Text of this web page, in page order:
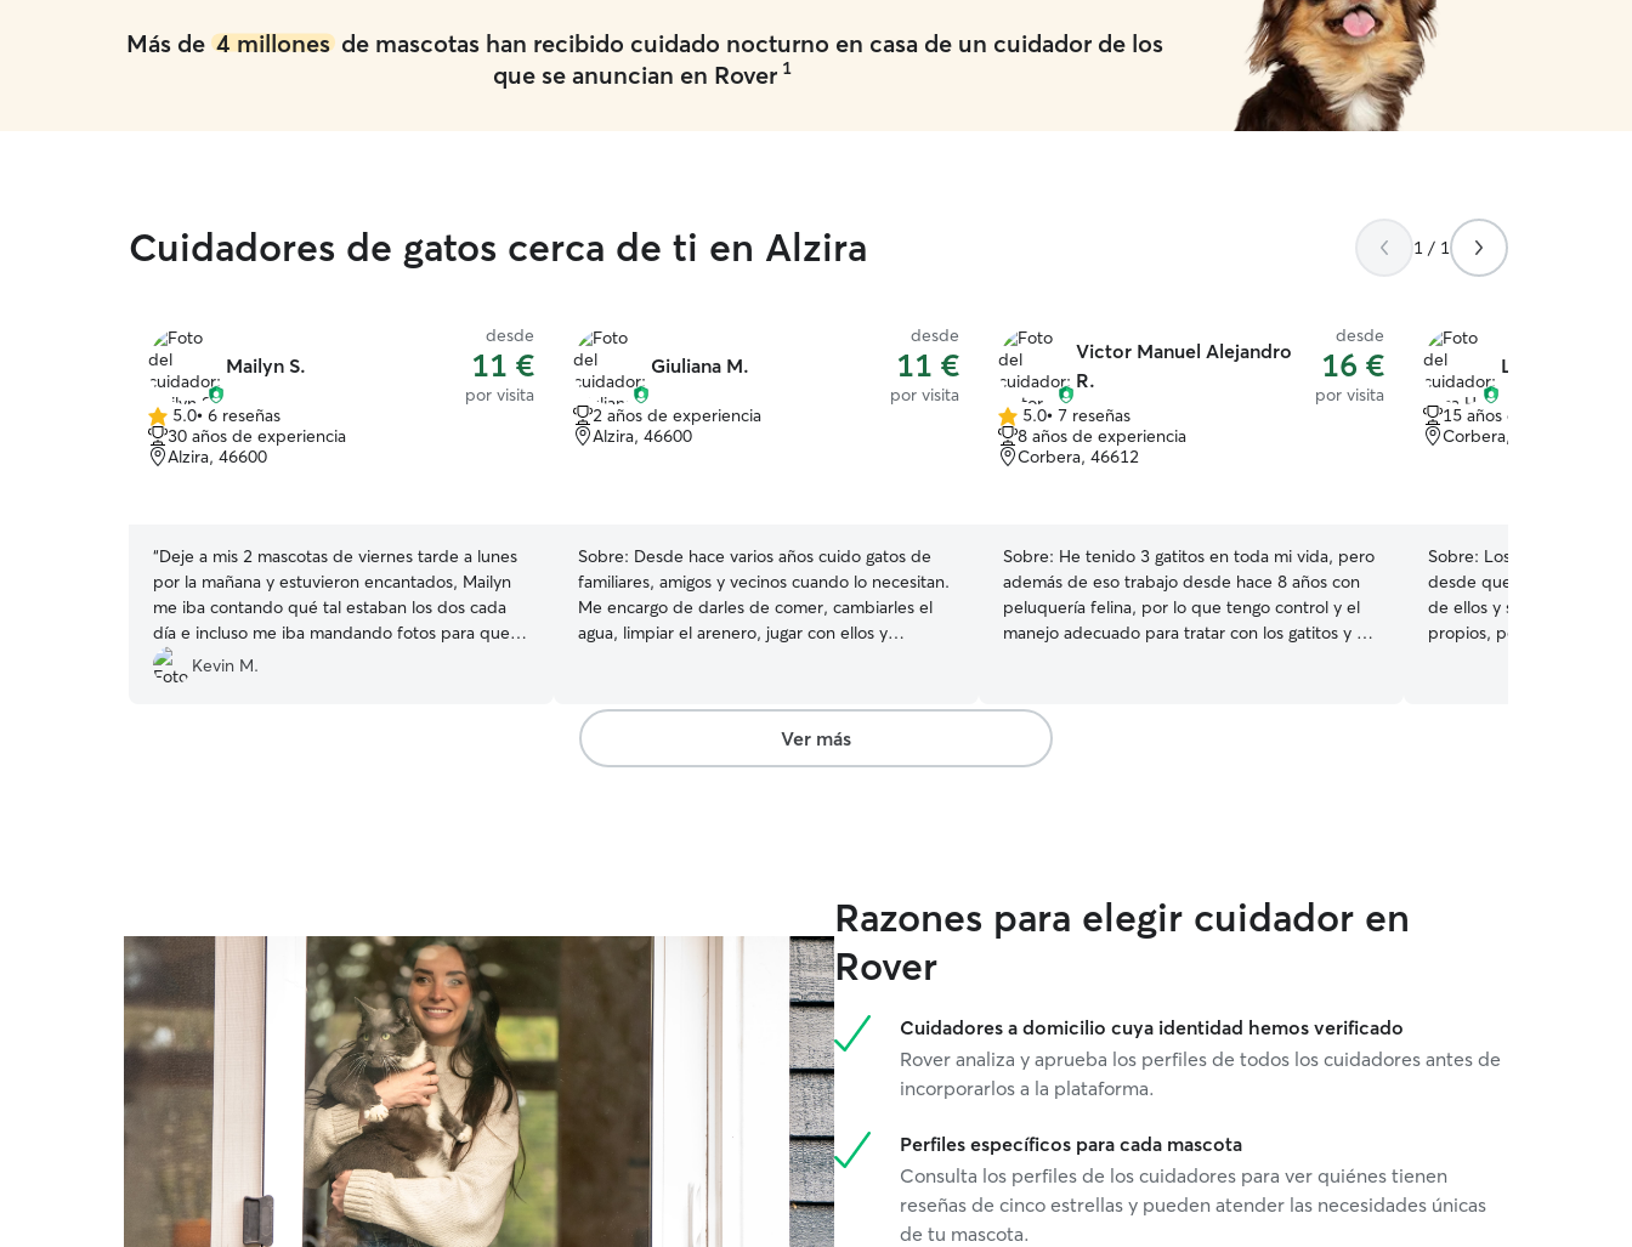
Más de 4 millonesde mascotas han recibido cuidado nocturno en casa de un cuidador de los
que se anuncian en Rover 1
Cuidadores de gatos cerca de ti en Alzira 1 / 1
Mailyn S.
desde
11 €
por visita
5.0
de
5
5.0• 6 reseñas
30 años de experiencia
Alzira, 46600
“Deje a mis 2 mascotas de viernes tarde a lunes
por la mañana y estuvieron encantados, Mailyn
me iba contando qué tal estaban los dos cada
día e incluso me iba mandando fotos para que
yo estuviera tranquilo, muy contento, la
recomiendo y volveré a contactar con ella
Kevin M.
Giuliana M.
desde
11 €
por visita
2 años de experiencia
Alzira, 46600
Sobre: Desde hace varios años cuido gatos de
familiares, amigos y vecinos cuando lo necesitan.
Me encargo de darles de comer, cambiarles el
agua, limpiar el arenero, jugar con ellos y
persona responsable, paciente y muy cariñosa
con los animales. Entiendo que cada gato tiene
su propio carácter y adapto mis cuidados a sus
Victor Manuel Alejandro
R.
desde
16 €
por visita
5.0
de
5
5.0• 7 reseñas
8 años de experiencia
Corbera, 46612
Sobre: He tenido 3 gatitos en toda mi vida, pero
además de eso trabajo desde hace 8 años con
peluquería felina, por lo que tengo control y el
manejo adecuado para tratar con los gatitos y se
Luca H.
15 años de experiencia
Corbera, 46612
Sobre: Los gatos han
desde que tengo
de ellos y siempre he
propios, por lo que
Ver más
Razones para elegir cuidador en
Rover
Cuidadores a domicilio cuya identidad hemos verificado
Rover analiza y aprueba los perfiles de todos los cuidadores antes de
incorporarlos a la plataforma.
Perfiles específicos para cada mascota
Consulta los perfiles de los cuidadores para ver quiénes tienen
reseñas de cinco estrellas y pueden atender las necesidades únicas
de tu mascota.